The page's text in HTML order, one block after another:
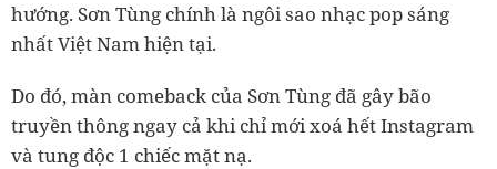
hướng. Sơn Tùng chính là ngôi sao nhạc pop sáng
nhất Việt Nam hiện tại.
Do đó, màn comeback của Sơn Tùng đã gây bão
truyền thông ngay cả khi chỉ mới xoá hết Instagram
và tung độc 1 chiếc mặt nạ.